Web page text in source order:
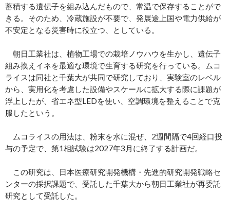
蓄積する遺伝子を組み込んだもので、常温で保存することがで
きる。そのため、冷蔵施設が不要で、発展途上国や電力供給が
不安定となる災害時に役立つ、としている。
朝日工業社は、植物工場での栽培ノウハウを生かし、遺伝子
組み換えイネを最適な環境で生育する研究を行っている。ムコ
ライスは同社と千葉大が共同で研究しており、実験室のレベル
から、実用化を考慮した設備やスケールに拡大する際に課題が
浮上したが、省エネ型LEDを使い、空調環境を整えることで克
服したという。
ムコライスの用法は、粉末を水に混ぜ、2週間隔で4回経口投
与の予定で、第1相試験は2027年3月に終了する計画だ。
この研究は、日本医療研究開発機構・先進的研究開発戦略セ
ンターの採択課題で、受託した千葉大から朝日工業社が再委託
研究として受託した。